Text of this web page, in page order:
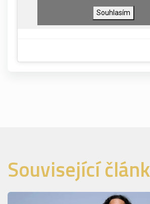
Souhlasím
Související